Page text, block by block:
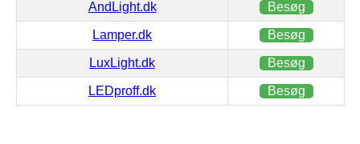
AndLight.dk Besøg
Lamper.dk Besøg
LuxLight.dk Besøg
LEDproff.dk Besøg